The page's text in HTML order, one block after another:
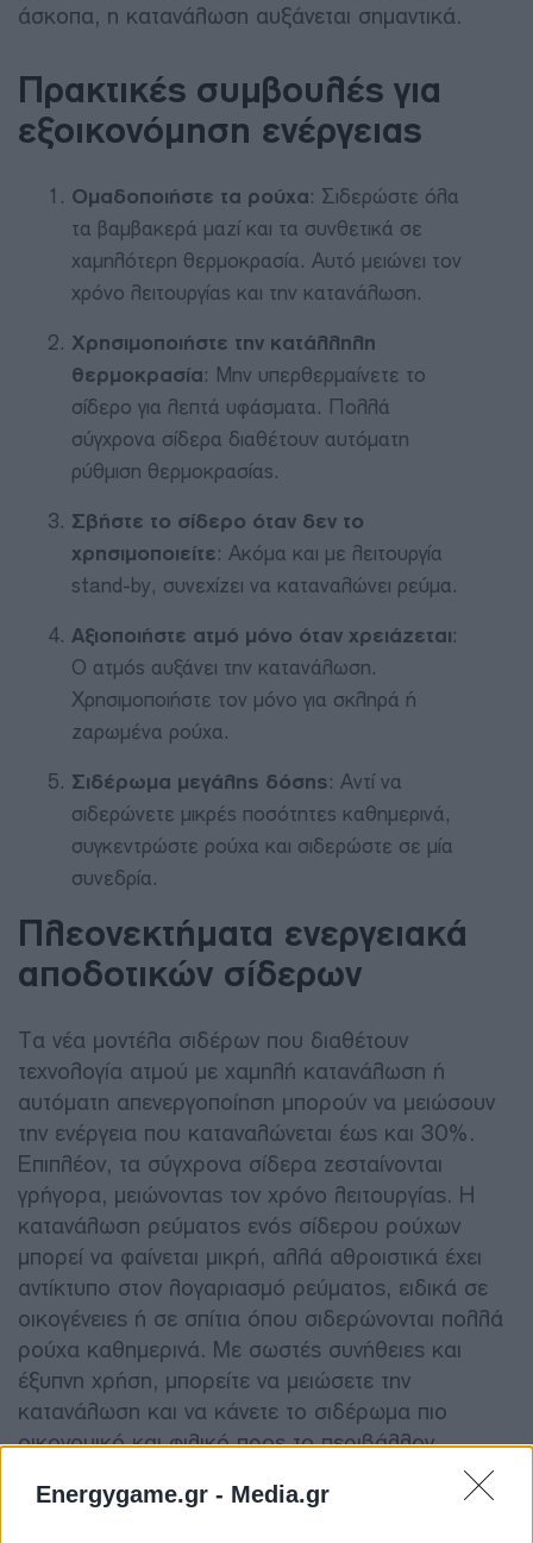
Energygame.gr - Media.gr
άσκοπα, η κατανάλωση αυξάνεται σημαντικά.
Πρακτικές συμβουλές για
εξοικονόμηση ενέργειας
Ομαδοποιήστε τα ρούχα: Σιδερώστε όλα
τα βαμβακερά μαζί και τα συνθετικά σε
χαμηλότερη θερμοκρασία. Αυτό μειώνει τον
χρόνο λειτουργίας και την κατανάλωση.
Χρησιμοποιήστε την κατάλληλη
θερμοκρασία: Μην υπερθερμαίνετε το
σίδερο για λεπτά υφάσματα. Πολλά
σύγχρονα σίδερα διαθέτουν αυτόματη
ρύθμιση θερμοκρασίας.
Σβήστε το σίδερο όταν δεν το
χρησιμοποιείτε: Ακόμα και με λειτουργία
stand-by, συνεχίζει να καταναλώνει ρεύμα.
Αξιοποιήστε ατμό μόνο όταν χρειάζεται:
Ο ατμός αυξάνει την κατανάλωση.
Χρησιμοποιήστε τον μόνο για σκληρά ή
ζαρωμένα ρούχα.
Σιδέρωμα μεγάλης δόσης: Αντί να
σιδερώνετε μικρές ποσότητες καθημερινά,
συγκεντρώστε ρούχα και σιδερώστε σε μία
συνεδρία.
Πλεονεκτήματα ενεργειακά
αποδοτικών σίδερων
Τα νέα μοντέλα σιδέρων που διαθέτουν
τεχνολογία ατμού με χαμηλή κατανάλωση ή
αυτόματη απενεργοποίηση μπορούν να μειώσουν
την ενέργεια που καταναλώνεται έως και 30%.
Επιπλέον, τα σύγχρονα σίδερα ζεσταίνονται
γρήγορα, μειώνοντας τον χρόνο λειτουργίας. Η
κατανάλωση ρεύματος ενός σίδερου ρούχων
μπορεί να φαίνεται μικρή, αλλά αθροιστικά έχει
αντίκτυπο στον λογαριασμό ρεύματος, ειδικά σε
οικογένειες ή σε σπίτια όπου σιδερώνονται πολλά
ρούχα καθημερινά. Με σωστές συνήθειες και
έξυπνη χρήση, μπορείτε να μειώσετε την
κατανάλωση και να κάνετε το σιδέρωμα πιο
οικονομικό και φιλικό προς το περιβάλλον.
Διαβάστε ακόμη